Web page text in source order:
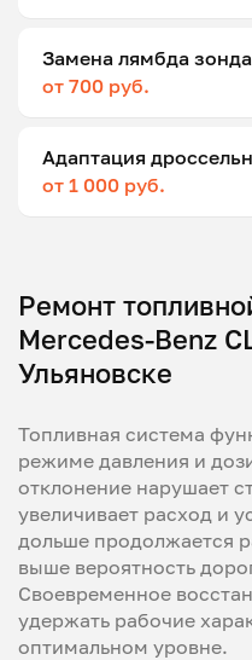
Замена лямбда зонда
от 700 руб.
Адаптация
от 1 000 руб.
Ремонт
Mercedes-Benz
Ульяновске
Топливная система
режиме давления и
отклонение нарушает
увеличивает расход и
дольше продолжается
выше вероятность
Своевременное
удержать рабочие
оптимальном уровне.